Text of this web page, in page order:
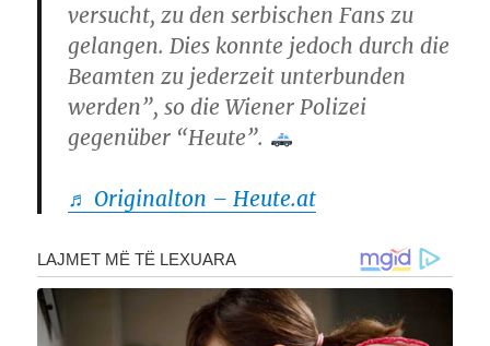
versucht, zu den serbischen Fans zu
gelangen. Dies konnte jedoch durch die
Beamten zu jederzeit unterbunden
werden”, so die Wiener Polizei
gegenüber “Heute”.
♬ Originalton – Heute.at